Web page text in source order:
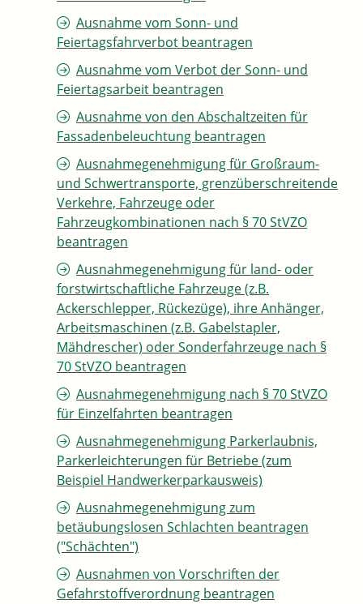
Ausnahme vom Sonn- und
Feiertagsfahrverbot beantragen
Ausnahme vom Verbot der Sonn- und
Feiertagsarbeit beantragen
Ausnahme von den Abschaltzeiten für
Fassadenbeleuchtung beantragen
Ausnahmegenehmigung für Großraum-
und Schwertransporte, grenzüberschreitende
Verkehre, Fahrzeuge oder
Fahrzeugkombinationen nach § 70 StVZO
beantragen
Ausnahmegenehmigung für land- oder
forstwirtschaftliche Fahrzeuge (z.B.
Ackerschlepper, Rückezüge), ihre Anhänger,
Arbeitsmaschinen (z.B. Gabelstapler,
Mähdrescher) oder Sonderfahrzeuge nach §
70 StVZO beantragen
Ausnahmegenehmigung nach § 70 StVZO
für Einzelfahrten beantragen
Ausnahmegenehmigung Parkerlaubnis,
Parkerleichterungen für Betriebe (zum
Beispiel Handwerkerparkausweis)
Ausnahmegenehmigung zum
betäubungslosen Schlachten beantragen
("Schächten")
Ausnahmen von Vorschriften der
Gefahrstoffverordnung beantragen